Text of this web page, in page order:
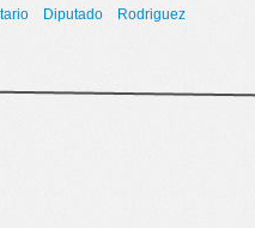
Diputado
Rodriguez